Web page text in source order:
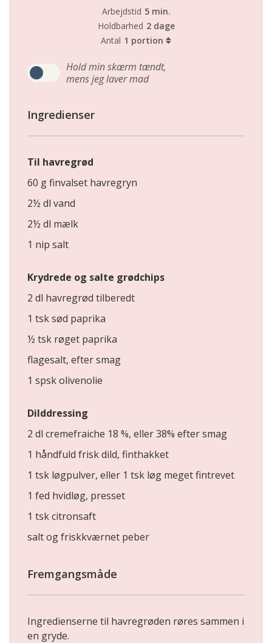
Arbejdstid 5 min.
Holdbarhed 2 dage
Antal 1 portion
Hold min skærm tændt,
mens jeg laver mad
Ingredienser
Til havregrød
60 g finvalset havregryn
2½ dl vand
2½ dl mælk
1 nip salt
Krydrede og salte grødchips
2 dl havregrød tilberedt
1 tsk sød paprika
½ tsk røget paprika
flagesalt, efter smag
1 spsk olivenolie
Dilddressing
2 dl cremefraiche 18 %, eller 38% efter smag
1 håndfuld frisk dild, finthakket
1 tsk løgpulver, eller 1 tsk løg meget fintrevet
1 fed hvidløg, presset
1 tsk citronsaft
salt og friskkværnet peber
Fremgangsmåde
Ingredienserne til havregrøden røres sammen i
en gryde.